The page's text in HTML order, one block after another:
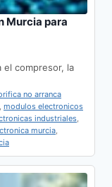
Murcia para
el compresor, la
no arranca
, modulos electronicos
industriales,
murcia,